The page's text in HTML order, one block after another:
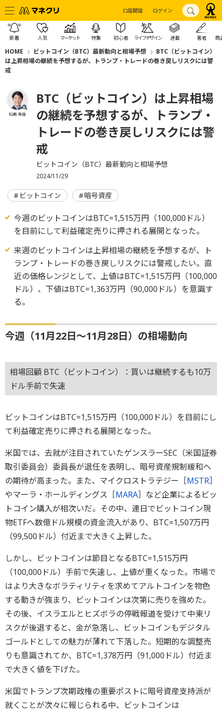
口座開設 ログイン
新着 人気 マーケット 特集 初心者 ライフデザイン 連載 著者 商
HOME ビットコイン（BTC）最新動向と相場予想
BTC（ビットコイン）
は上昇相場の継続を予想するが、トランプ・トレードの巻き戻しリスクには警
戒
松嶋 真倫
BTC（ビットコイン）は上昇相場
の継続を予想するが、トランプ・
トレードの巻き戻しリスクには警
戒
ビットコイン（BTC）最新動向と相場予想
2024/11/29
ビットコイン 暗号資産
今週のビットコインはBTC=1,515万円（100,000ドル）
を目前にして利益確定売りに押される展開となった。
来週のビットコインは上昇相場の継続を予想するが、ト
ランプ・トレードの巻き戻しリスクには警戒したい。直
近の価格レンジとして、上値はBTC=1,515万円（100,000
ドル）、下値はBTC=1,363万円（90,000ドル）を意識す
る。
今週（11月22日～11月28日）の相場動向
相場回顧 BTC（ビットコイン）：買いは継続するも10万
ドル手前で失速
ビットコインはBTC=1,515万円（100,000ドル）を目前にし
て利益確定売りに押される展開となった。
米国では、去就が注目されていたゲンスラーSEC（米国証券
取引委員会）委員長が退任を表明し、暗号資産規制緩和へ
の期待が高まった。また、マイクロストラテジー［MSTR］
やマーラ・ホールディングス［MARA］など企業によるビッ
トコイン購入が相次いだ。その中、連日でビットコイン現
物ETFへ数億ドル規模の資金流入があり、BTC=1,507万円
（99,500ドル）付近まで大きく上昇した。
しかし、ビットコインは節目となるBTC=1,515万円
（100,000ドル）手前で失速し、上値が重くなった。市場で
はより大きなボラティリティを求めてアルトコインを物色
する動きが強まり、ビットコインは次第に売りを強めた。
その後、イスラエルとヒズボラの停戦報道を受けて中東リ
スクが後退すると、金が急落し、ビットコインもデジタル
ゴールドとしての魅力が薄れて下落した。短期的な調整売
りも意識されてか、BTC=1,378万円（91,000ドル）付近ま
で大きく値を下げた。
米国でトランプ次期政権の重要ポストに暗号資産支持派が
就くことが次々に報じられる中、ビットコインは